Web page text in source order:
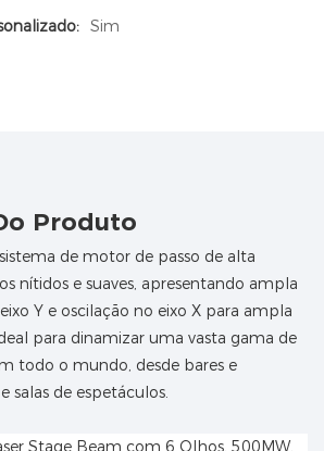
Sim
Produto
de motor de passo de alta
nítidos e suaves, apresentando ampla
Y e oscilação no eixo X para ampla
para dinamizar uma vasta gama de
todo o mundo, desde bares e
salas de espetáculos.